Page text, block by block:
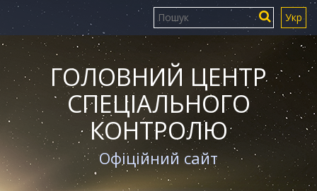
Укр
ГОЛОВНИЙ ЦЕНТР
СПЕЦІАЛЬНОГО
КОНТРОЛЮ
Офіційний сайт